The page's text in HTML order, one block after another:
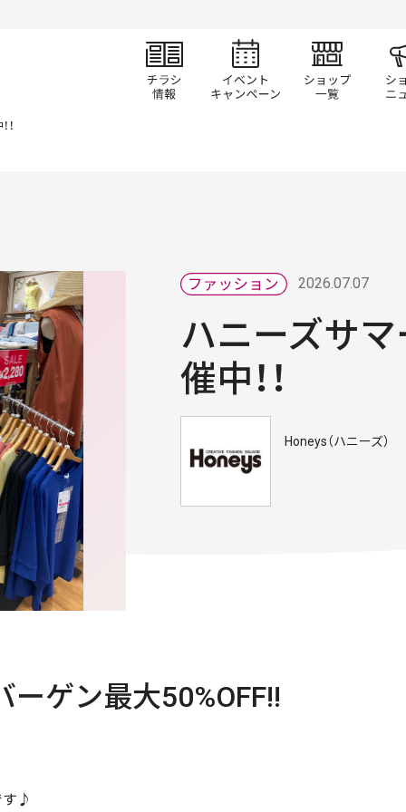
チラシ情報 イベント/キャン
ショ
！
2026.07.07
ハニーズサ
催中！！
Honeys（ハニーズ）
ゲン最大50%OFF!!
す♪